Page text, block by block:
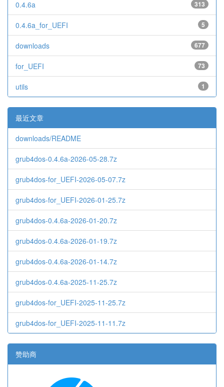
313
0.4.6a
5
0.4.6a_for_UEFI
677
downloads
73
for_UEFI
1
utils
最近文章
downloads/README
grub4dos-0.4.6a-2026-05-28.7z
grub4dos-for_UEFI-2026-05-07.7z
grub4dos-for_UEFI-2026-01-25.7z
grub4dos-0.4.6a-2026-01-20.7z
grub4dos-0.4.6a-2026-01-19.7z
grub4dos-0.4.6a-2026-01-14.7z
grub4dos-0.4.6a-2025-11-25.7z
grub4dos-for_UEFI-2025-11-25.7z
grub4dos-for_UEFI-2025-11-11.7z
赞助商